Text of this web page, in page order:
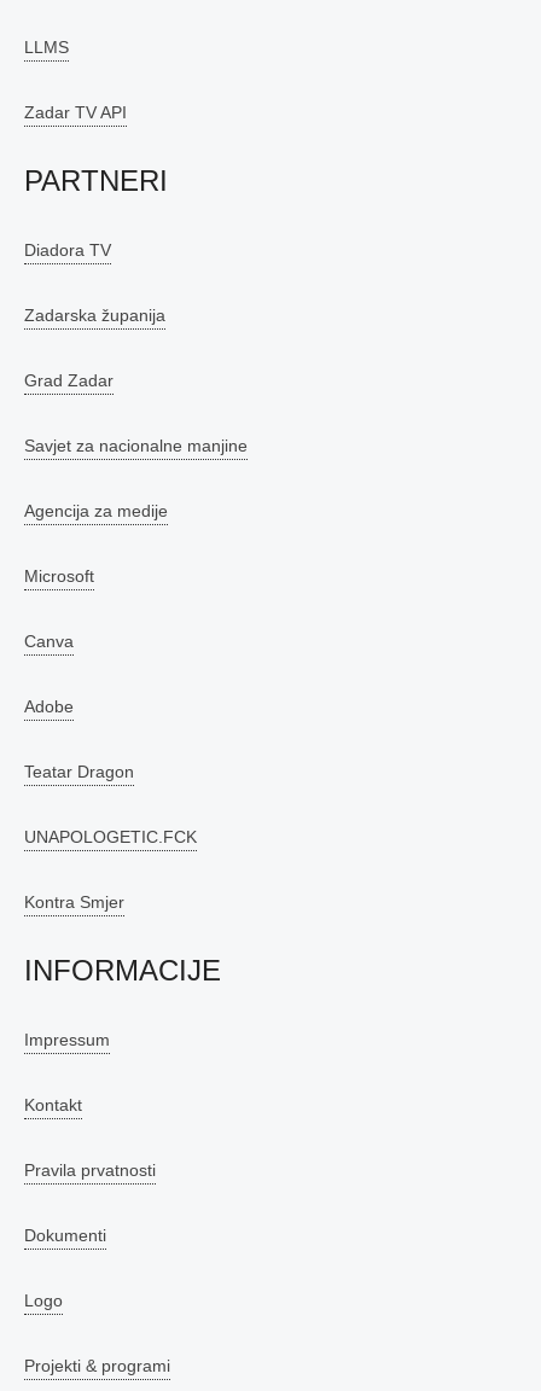
LLMS
Zadar TV API
PARTNERI
Diadora TV
Zadarska županija
Grad Zadar
Savjet za nacionalne manjine
Agencija za medije
Microsoft
Canva
Adobe
Teatar Dragon
UNAPOLOGETIC.FCK
Kontra Smjer
INFORMACIJE
Impressum
Kontakt
Pravila prvatnosti
Dokumenti
Logo
Projekti & programi